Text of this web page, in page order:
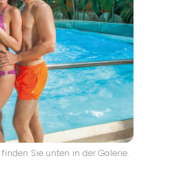
Sie unten in der Galerie.